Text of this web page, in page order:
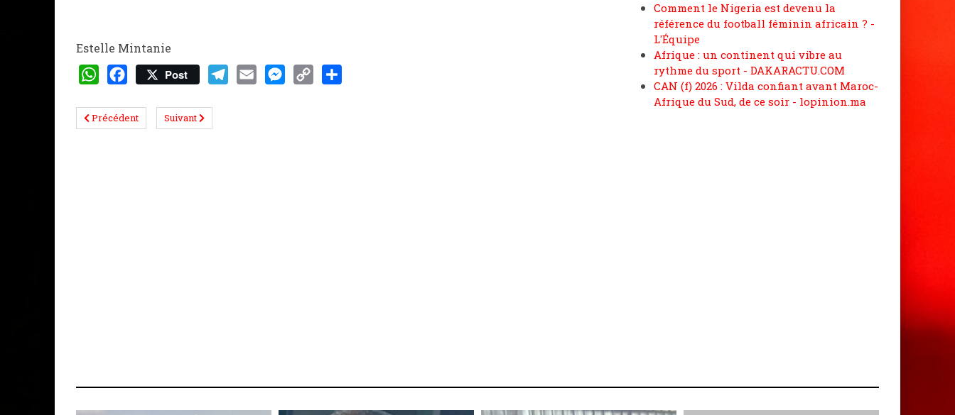
Estelle Mintanie
Post
Précédent Suivant
Comment le Nigeria est devenu la
référence du football féminin africain ? -
L'Équipe
Afrique : un continent qui vibre au
rythme du sport - DAKARACTU.COM
CAN (f) 2026 : Vilda confiant avant Maroc-
Afrique du Sud, de ce soir - lopinion.ma